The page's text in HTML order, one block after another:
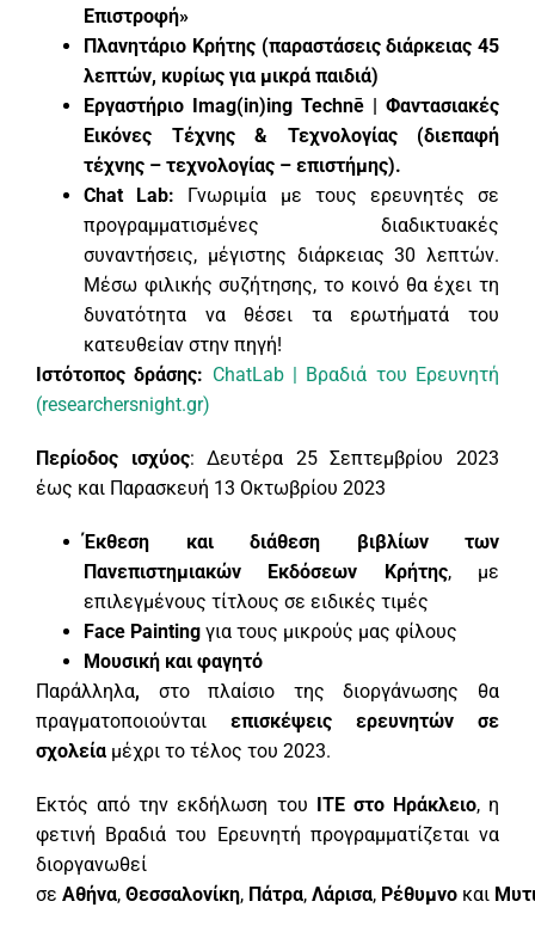
Επιστροφή»
Πλανητάριο Κρήτης (παραστάσεις διάρκειας 45
λεπτών, κυρίως για μικρά παιδιά)
Eργαστήριο Imag(in)ing Technē | Φαντασιακές
Εικόνες Τέχνης & Τεχνολογίας (διεπαφή
τέχνης – τεχνολογίας – επιστήμης).
Chat Lab: Γνωριμία με τους ερευνητές σε
προγραμματισμένες διαδικτυακές
συναντήσεις, μέγιστης διάρκειας 30 λεπτών.
Μέσω φιλικής συζήτησης, το κοινό θα έχει τη
δυνατότητα να θέσει τα ερωτήματά του
κατευθείαν στην πηγή!
Ιστότοπος δράσης: ChatLab | Βραδιά του Ερευνητή
(researchersnight.gr)
Περίοδος ισχύος: Δευτέρα 25 Σεπτεμβρίου 2023
έως και Παρασκευή 13 Οκτωβρίου 2023
Έκθεση και διάθεση βιβλίων των
Πανεπιστημιακών Εκδόσεων Κρήτης, με
επιλεγμένους τίτλους σε ειδικές τιμές
Face Painting για τους μικρούς μας φίλους
Μουσική και φαγητό
Παράλληλα, στο πλαίσιο της διοργάνωσης θα
πραγματοποιούνται επισκέψεις ερευνητών σε
σχολεία μέχρι το τέλος του 2023.
Εκτός από την εκδήλωση του ΙΤΕ στο Ηράκλειο, η
φετινή Βραδιά του Ερευνητή προγραμματίζεται να
διοργανωθεί
σε Αθήνα, Θεσσαλονίκη, Πάτρα, Λάρισα, Ρέθυμνο και